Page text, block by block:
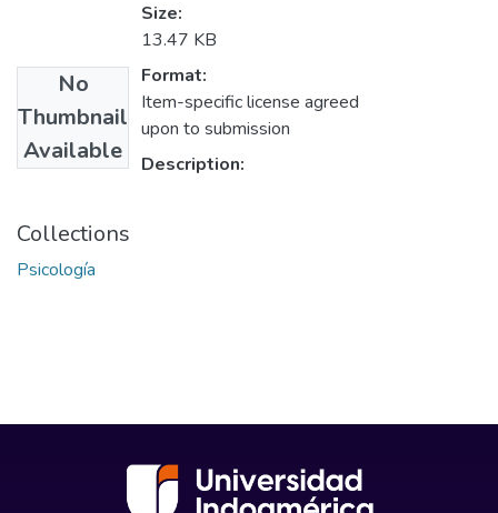
No
Thumbnail
Available
Size:
13.47 KB
Format:
Item-specific license agreed
upon to submission
Description:
Collections
Psicología